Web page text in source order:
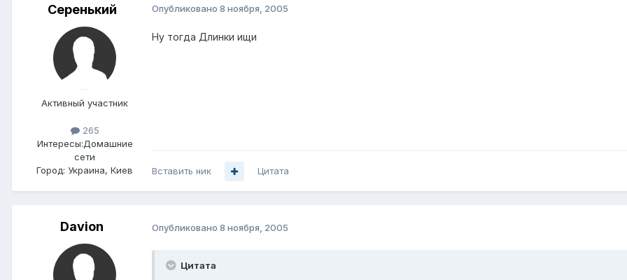
Серенький
Активный участник
265
Интересы:Домашние
сети
Город: Украина, Киев
Опубликовано 8 ноября, 2005
Ну тогда Длинки ищи
Вставить ник Цитата
Davion Опубликовано 8 ноября, 2005
Цитата